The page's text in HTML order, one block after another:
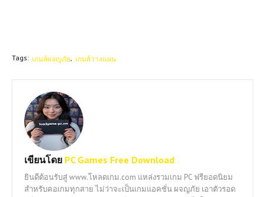
Tags: เกมส์ผจญภัย เกมส์วางแผน
เขียนโดย PC Games Free Download
ยินดีต้อนรับสู่ www.โหลดเกม.com แหล่งรวมเกม PC ฟรียอดนิยม
สำหรับคอเกมทุกสาย ไม่ว่าจะเป็นเกมแอคชั่น ผจญภัย เอาตัวรอด